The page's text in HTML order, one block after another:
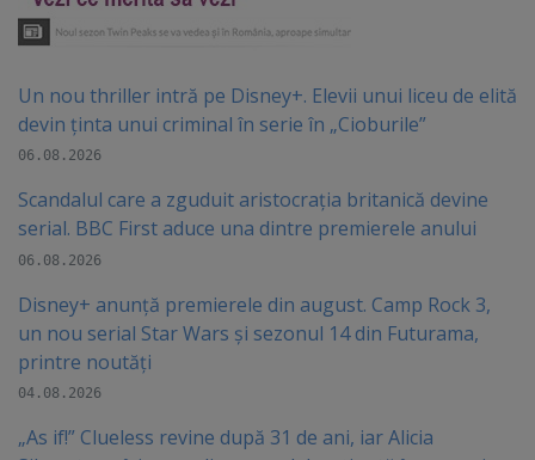
Un nou thriller intră pe Disney+. Elevii unui liceu de elită
devin ținta unui criminal în serie în „Cioburile”
06.08.2026
Scandalul care a zguduit aristocrația britanică devine
serial. BBC First aduce una dintre premierele anului
06.08.2026
Disney+ anunță premierele din august. Camp Rock 3,
un nou serial Star Wars și sezonul 14 din Futurama,
printre noutăți
04.08.2026
„As if!” Clueless revine după 31 de ani, iar Alicia